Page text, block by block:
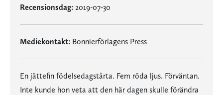
Recensionsdag: 2019-07-30
Mediekontakt: Bonnierförlagens Press
En jättefin födelsedagstårta. Fem röda ljus. Förväntan.
Inte kunde hon veta att den här dagen skulle förändra